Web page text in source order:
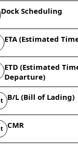
Dock Scheduling
ETA (Estimated
ETD (Estimated
Departure)
B/L (Bill of Lading)
CMR